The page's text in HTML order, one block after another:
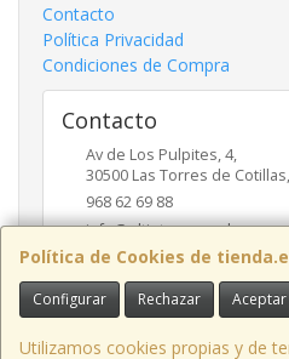
Política de Cookies de
Configurar Rechazar
Utilizamos cookies propias y de
Contacto
Política Privacidad
Condiciones de Compra
Contacto
Av de Los Pulpites, 4,
30500 Las Torres de Cotillas,
968 62 69 88
Horario
8:00 a 14:00 - 17:00 a 20:30